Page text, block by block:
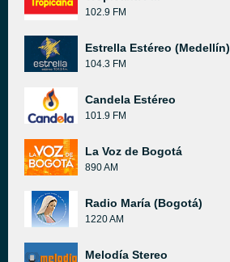
102.9 FM
Estrella Estéreo (Medellín)
104.3 FM
Candela Estéreo
101.9 FM
La Voz de Bogotá
890 AM
Radio María (Bogotá)
1220 AM
Melodía Stereo